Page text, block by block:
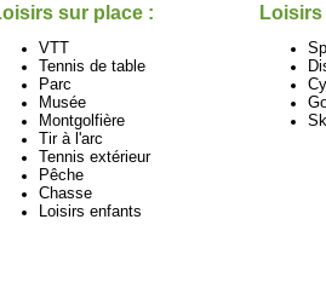
sur place :
VTT
Tennis de table
Parc
Musée
Montgolfière
Tir à l'arc
Tennis extérieur
Pêche
Chasse
Loisirs enfants